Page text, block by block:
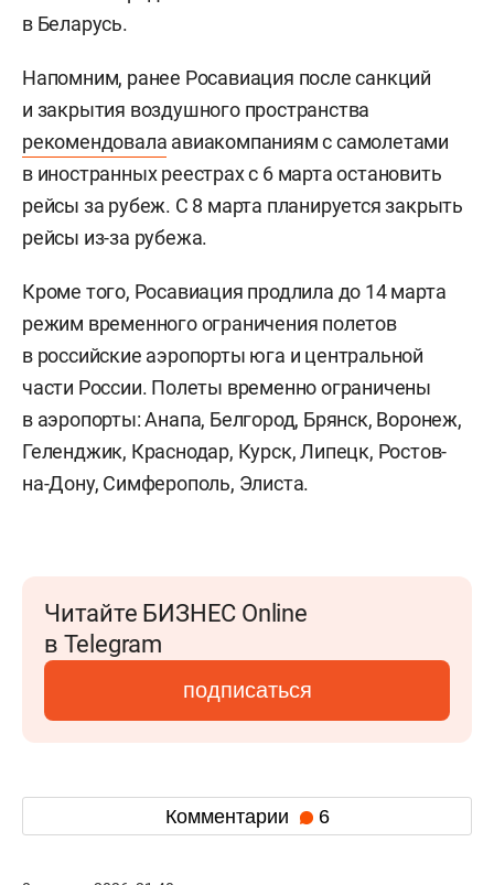
в Беларусь.
Напомним, ранее Росавиация после санкций
и закрытия воздушного пространства
рекомендовала авиакомпаниям с самолетами
в иностранных реестрах с 6 марта остановить
рейсы за рубеж. С 8 марта планируется закрыть
рейсы из-за рубежа.
Кроме того, Росавиация продлила до 14 марта
режим временного ограничения полетов
в российские аэропорты юга и центральной
части России. Полеты временно ограничены
в аэропорты: Анапа, Белгород, Брянск, Воронеж,
Геленджик, Краснодар, Курск, Липецк, Ростов-
на-Дону, Симферополь, Элиста.
Читайте БИЗНЕС Online
в Telegram
подписаться
Комментарии 6